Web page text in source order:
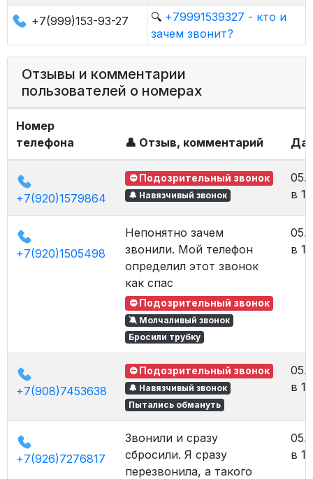
+7(999)153-93-27
🔍 +79991539327 - кто и
зачем звонит?
Отзывы и комментарии
пользователей о номерах
Номер
телефона
👤 Отзыв, комментарий
+7(920)1579864
⛔ Подозрительный звонок
🔔 Навязчивый звонок
в
+7(920)1505498
Непонятно зачем
звонили. Мой телефон
определил этот звонок
как спас
⛔ Подозрительный звонок
🔕 Молчаливый звонок
Бросили трубку
в
+7(908)7453638
⛔ Подозрительный звонок
🔔 Навязчивый звонок
Пытались обмануть
в
+7(926)7276817
Звонили и сразу
сбросили. Я сразу
перезвонила, а такого
в